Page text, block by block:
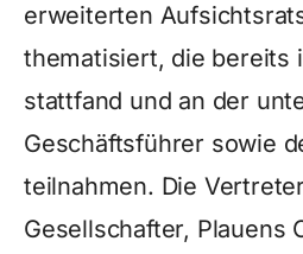
erweiterten
thematisiert, die bereits
stattfand und an der
Geschäftsführer sowie
teilnahmen. Die
Gesellschafter, Plauens